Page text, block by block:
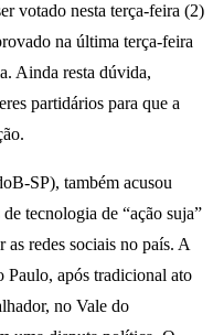
votado nesta terça-feira (2)
na última terça-feira
Ainda resta dúvida,
partidários para que a
SP), também acusou
de tecnologia de “ação suja”
redes sociais no país. A
Paulo, após tradicional ato
no Vale do